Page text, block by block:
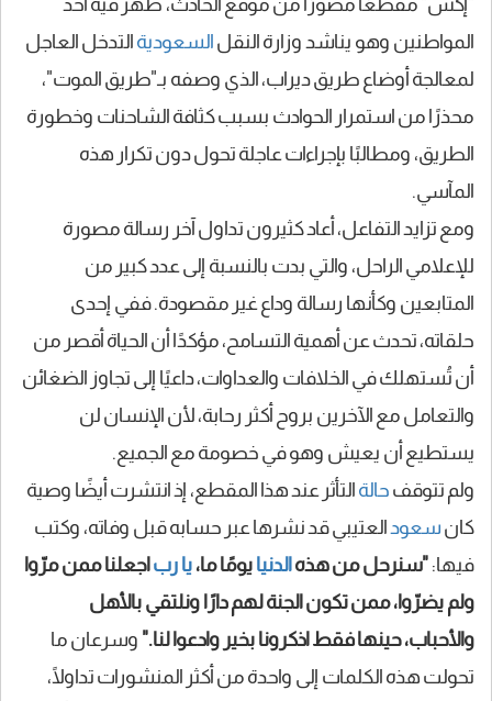
المواطنين وهو يناشد وزارة النقل السعودية التدخل العاجل
لمعالجة أوضاع طريق ديراب، الذي وصفه بـ"طريق الموت"،
محذرًا من استمرار الحوادث بسبب كثافة الشاحنات وخطورة
الطريق، ومطالبًا بإجراءات عاجلة تحول دون تكرار هذه
المآسي.
ومع تزايد التفاعل، أعاد كثيرون تداول آخر رسالة مصورة
للإعلامي الراحل، والتي بدت بالنسبة إلى عدد كبير من
المتابعين وكأنها رسالة وداع غير مقصودة. ففي إحدى
حلقاته، تحدث عن أهمية التسامح، مؤكدًا أن الحياة أقصر من
أن تُستهلك في الخلافات والعداوات، داعيًا إلى تجاوز الضغائن
والتعامل مع الآخرين بروح أكثر رحابة، لأن الإنسان لن
يستطيع أن يعيش وهو في خصومة مع الجميع.
ولم تتوقف حالة التأثر عند هذا المقطع، إذ انتشرت أيضًا وصية
كان سعود العتيبي قد نشرها عبر حسابه قبل وفاته، وكتب
فيها: "سنرحل من هذهالدنيا يومًا ما، يا رباجعلنا ممن مرّوا
ولم يضرّوا، ممن تكون الجنة لهم دارًا ونلتقي بالأهل
والأحباب، حينها فقط اذكرونا بخير وادعوا لنا." وسرعان ما
تحولت هذه الكلمات إلى واحدة من أكثر المنشورات تداولًا،